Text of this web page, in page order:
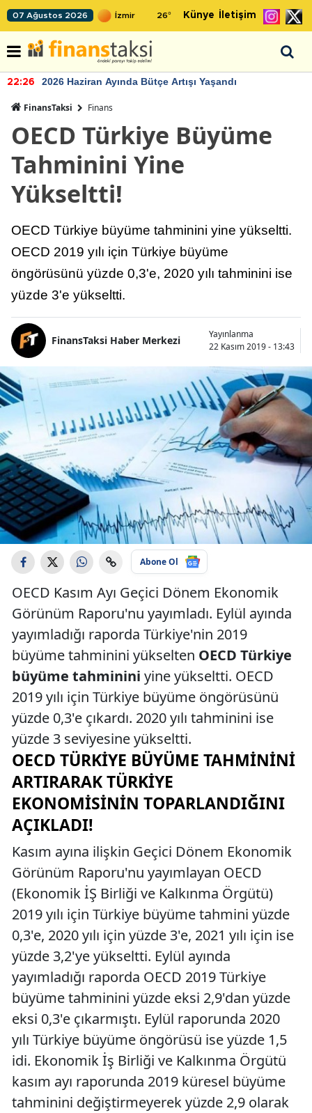
07 Ağustos 2026 26° Künye İletişim
22:26 2026 Haziran Ayında Bütçe Artışı Yaşandı
FinansTaksi Finans
OECD Türkiye Büyüme
Tahminini Yine
Yükseltti!
OECD Türkiye büyüme tahminini yine yükseltti.
OECD 2019 yılı için Türkiye büyüme
öngörüsünü yüzde 0,3'e, 2020 yılı tahminini ise
yüzde 3'e yükseltti.
FinansTaksi Haber Merkezi
Yayınlanma
22 Kasım 2019 - 13:43
Abone Ol
OECD Kasım Ayı Geçici Dönem Ekonomik
Görünüm Raporu'nu yayımladı. Eylül ayında
yayımladığı raporda Türkiye'nin 2019
büyüme tahminini yükselten OECD Türkiye
büyüme tahminini yine yükseltti. OECD
2019 yılı için Türkiye büyüme öngörüsünü
yüzde 0,3'e çıkardı. 2020 yılı tahminini ise
yüzde 3 seviyesine yükseltti.
OECD TÜRKIYE BÜYÜME TAHMININI
ARTIRARAK TÜRKIYE
EKONOMISININ TOPARLANDIĞINI
AÇIKLADI!
Kasım ayına ilişkin Geçici Dönem Ekonomik
Görünüm Raporu'nu yayımlayan OECD
(Ekonomik İŞ Birliği ve Kalkınma Örgütü)
2019 yılı için Türkiye büyüme tahmini yüzde
0,3'e, 2020 yılı için yüzde 3'e, 2021 yılı için ise
yüzde 3,2'ye yükseltti. Eylül ayında
yayımladığı raporda OECD 2019 Türkiye
büyüme tahminini yüzde eksi 2,9'dan yüzde
eksi 0,3'e çıkarmıştı. Eylül raporunda 2020
yılı Türkiye büyüme öngörüsü ise yüzde 1,5
idi. Ekonomik İş Birliği ve Kalkınma Örgütü
kasım ayı raporunda 2019 küresel büyüme
tahminini değiştirmeyerek yüzde 2,9 olarak